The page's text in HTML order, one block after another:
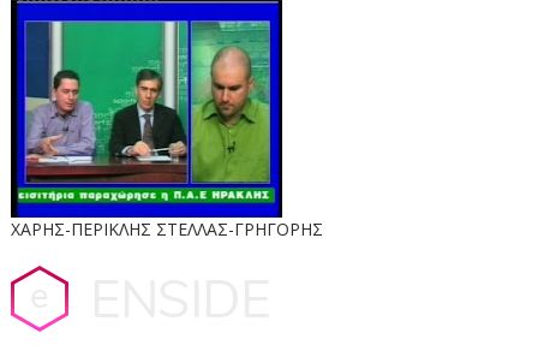
ΧΑΡΗΣ-ΠΕΡΙΚΛΗΣ ΣΤΕΛΛΑΣ-ΓΡΗΓΟΡΗΣ